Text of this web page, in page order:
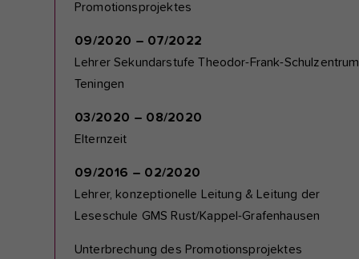
Promotionsprojektes
09/2020 – 07/2022
Lehrer Sekundarstufe Theodor-Frank-Schulzentrum
Teningen
03/2020 – 08/2020
Elternzeit
09/2016 – 02/2020
Lehrer, konzeptionelle Leitung & Leitung der
Leseschule GMS Rust/Kappel-Grafenhausen
Unterbrechung des Promotionsprojektes